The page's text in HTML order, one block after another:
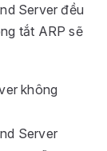
Server đều
tắt ARP sẽ
không
Server